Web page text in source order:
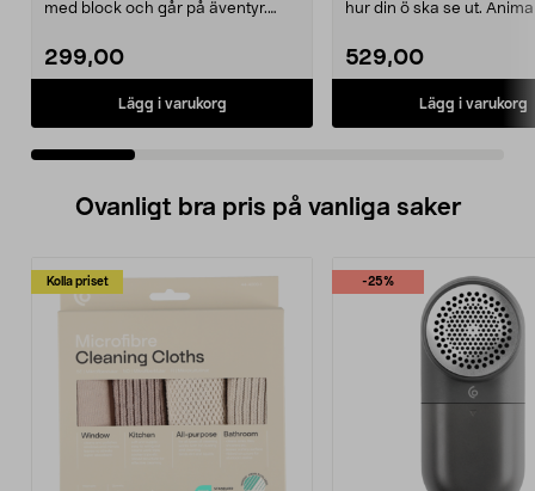
med block och går på äventyr.
299,00
Lägg i varukorg
hur din ö ska se ut.
529,00
Lägg i varukorg
Ovanligt bra pris på vanliga saker
Kolla priset -25%